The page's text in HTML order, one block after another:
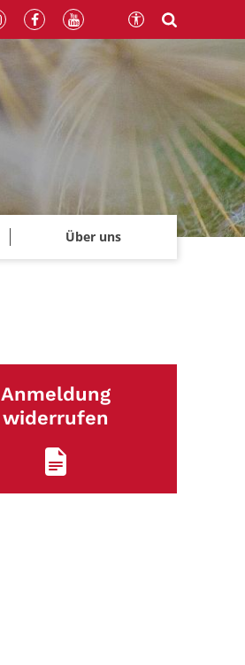
Über uns
Anmeldung
widerrufen